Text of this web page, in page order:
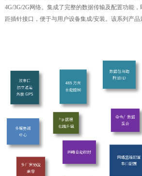
4G/3G/2G网络。集成了完整的数据传输及配置功能，
距插针接口，便于与用户设备集成/安装。该系列产品